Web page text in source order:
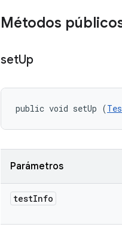
Métodos
setUp
public void setUp (
Parámetros
testInfo